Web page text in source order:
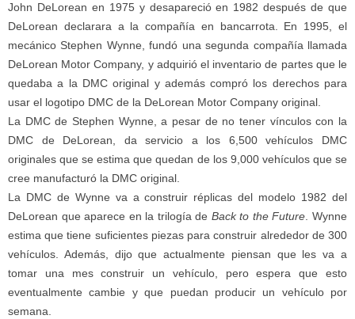
John DeLorean en 1975 y desapareció en 1982 después de que
DeLorean declarara a la compañía en bancarrota. En 1995, el
mecánico Stephen Wynne, fundó una segunda compañía llamada
DeLorean Motor Company, y adquirió el inventario de partes que le
quedaba a la DMC original y además compró los derechos para
usar el logotipo DMC de la DeLorean Motor Company original.
La DMC de Stephen Wynne, a pesar de no tener vínculos con la
DMC de DeLorean, da servicio a los 6,500 vehículos DMC
originales que se estima que quedan de los 9,000 vehículos que se
cree manufacturó la DMC original.
La DMC de Wynne va a construir réplicas del modelo 1982 del
DeLorean que aparece en la trilogía de Back to the Future . Wynne
estima que tiene suficientes piezas para construir alrededor de 300
vehículos. Además, dijo que actualmente piensan que les va a
tomar una mes construir un vehículo, pero espera que esto
eventualmente cambie y que puedan producir un vehículo por
semana.